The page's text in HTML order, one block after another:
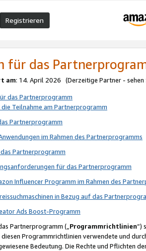
Registrieren
für das
am: 14. April 2026 (Derzeitige Partner - sehen
das Partnerprogramm
Teilnahme am Partnerprogramm
Partnerprogramm
im Rahmen des Partnerprogramms
Partnerprogramm
für das Partnerprogramm
Influencer Programm im Rahmen des
in Bezug auf das
Ads Boost-Programm
Partnerprogramm („Programmrichtlinien“)
diesen Programmrichtlinien verwendete und
Bedeutung. Die Rechte und Pflichten